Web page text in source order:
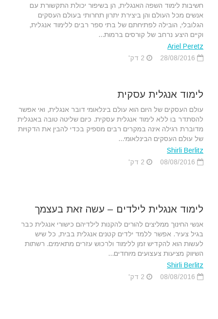
חשיבות לימוד השפה האנגלית, הן בשיפור יכולת התקשורת עם
אנשים מכל העולם והן ביצירת יתרון תחרותי בעולם העסקים
הגלובלי, הובילה לפתיחתם של בתי ספר רבים ללימוד אנגלית,
וקיים היצע נרחב של קורסים ברמות...
Ariel Peretz
לימוד אנגלית עסקית
עולם העסקים של היום הוא עולם בינלאומי דובר אנגלית, ואי אפשר
להסתדר בו ללא לימוד אנגלית עסקית. כיום שליטה טובה באנגלית
מדוברת רגילה אינה במקרים רבים מספיק בכדי להבין את הדקויות
של עולם העסקים הבינלאומי...
Shirli Berlitz
לימוד אנגלית לילדים – עשה זאת בעצמך
אנשי החינוך ממליצים להורים להקנות לילדיהם כישורי אנגלית כבר
בגיל צעיר. אפשר ללמד ילדים קטנים אנגלית בבית, כל שיש
לעשות הוא להקדיש זמן ללימוד ולרכוש עזרים מתאימים. רשתות
השיווק מציעות צעצועים מיוחדים...
Shirli Berlitz